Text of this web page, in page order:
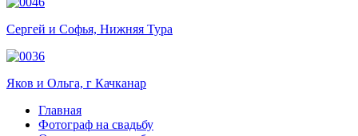
Сергей и Софья, Нижняя Тура
Яков и Ольга, г Качканар
Главная
Фотограф на свадьбу